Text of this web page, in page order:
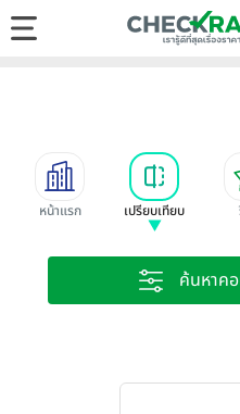
หน้าแรก เปรียบเทียบ
ค้นหาค